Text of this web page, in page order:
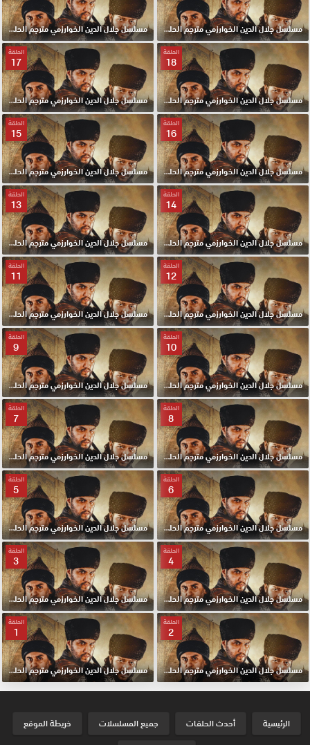
مسلسل جلال الدين الخوارزمي مترجم الحلقة 20 HD مسلسل جلال الدين الخوارزمي مترجم الحلقة 19 HD
الحلقة
18
مسلسل جلال الدين الخوارزمي مترجم الحلقة 18 HD
الحلقة
17
مسلسل جلال الدين الخوارزمي مترجم الحلقة 17 HD
الحلقة
16
مسلسل جلال الدين الخوارزمي مترجم الحلقة 16 HD
الحلقة
15
مسلسل جلال الدين الخوارزمي مترجم الحلقة 15 HD
الحلقة
14
مسلسل جلال الدين الخوارزمي مترجم الحلقة 14 HD
الحلقة
13
مسلسل جلال الدين الخوارزمي مترجم الحلقة 13 HD
الحلقة
12
مسلسل جلال الدين الخوارزمي مترجم الحلقة 12 HD
الحلقة
11
مسلسل جلال الدين الخوارزمي مترجم الحلقة 11 HD
الحلقة
10
مسلسل جلال الدين الخوارزمي مترجم الحلقة 10 HD
الحلقة
9
مسلسل جلال الدين الخوارزمي مترجم الحلقة 9 HD
الحلقة
8
مسلسل جلال الدين الخوارزمي مترجم الحلقة 8 HD
الحلقة
7
مسلسل جلال الدين الخوارزمي مترجم الحلقة 7 HD
الحلقة
6
مسلسل جلال الدين الخوارزمي مترجم الحلقة 6 HD
الحلقة
5
مسلسل جلال الدين الخوارزمي مترجم الحلقة 5 HD
الحلقة
4
مسلسل جلال الدين الخوارزمي مترجم الحلقة 4 HD
الحلقة
3
مسلسل جلال الدين الخوارزمي مترجم الحلقة 3 HD
الحلقة
2
مسلسل جلال الدين الخوارزمي مترجم الحلقة 2 HD
الحلقة
1
مسلسل جلال الدين الخوارزمي مترجم الحلقة الأولي 1 HD
الرئيسية أحدث الحلقات جميع المسلسلات
خريطة الموقع